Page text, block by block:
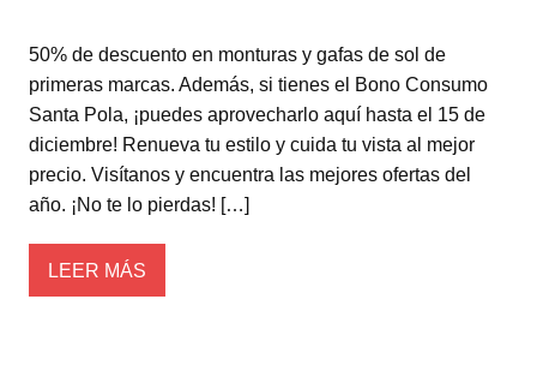
50% de descuento en monturas y gafas de sol de
primeras marcas. Además, si tienes el Bono Consumo
Santa Pola, ¡puedes aprovecharlo aquí hasta el 15 de
diciembre! Renueva tu estilo y cuida tu vista al mejor
precio. Visítanos y encuentra las mejores ofertas del
año. ¡No te lo pierdas! […]
LEER MÁS